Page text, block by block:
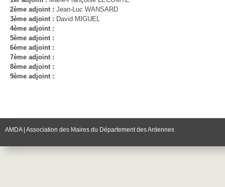
2ème adjoint : Jean-Luc WANSARD
3ème adjoint : David MIGUEL
4ème adjoint :
5ème adjoint :
6ème adjoint :
7ème adjoint :
8ème adjoint :
9ème adjoint :
AMDA | Association des Maires du Département des Ardennes